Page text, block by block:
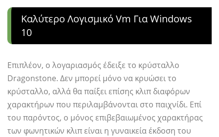
Καλύτερο Λογισμικό Vm Για Windows
10
Επιπλέον, ο λογαριασμός έδειξε το κρύσταλλο
Dragonstone. Δεν μπορεί μόνο να κρυώσει το
κρύσταλλο, αλλά θα παίξει επίσης κλιπ διαφόρων
χαρακτήρων που περιλαμβάνονται στο παιχνίδι. Επί
του παρόντος, ο μόνος επιβεβαιωμένος χαρακτήρας
των φωνητικών κλιπ είναι η γυναικεία έκδοση του